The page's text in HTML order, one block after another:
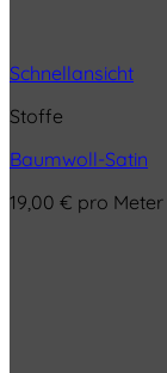
Schnellansicht
Stoffe
Baumwoll-Satin
19,00 € pro Meter